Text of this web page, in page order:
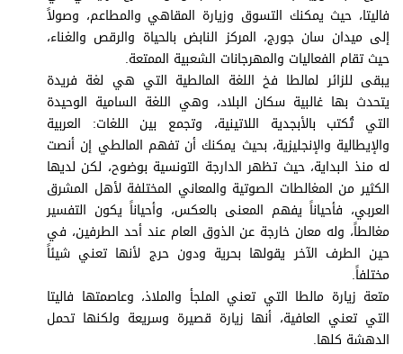
فاليتا، حيث يمكنك التسوق وزيارة المقاهي والمطاعم، وصولاً
إلى ميدان سان جورج، المركز النابض بالحياة والرقص والغناء،
حيث تقام الفعاليات والمهرجانات الشعبية الممتعة.
يبقى للزائر لمالطا فخ اللغة المالطية التي هي لغة فريدة
يتحدث بها غالبية سكان البلاد، وهي اللغة السامية الوحيدة
التي تُكتب بالأبجدية اللاتينية، وتجمع بين اللغات: العربية
والإيطالية والإنجليزية، بحيث يمكنك أن تفهم المالطي إن أنصت
له منذ البداية، حيث تظهر الدارجة التونسية بوضوح، لكن لديها
الكثير من المغالطات الصوتية والمعاني المختلفة لأهل المشرق
العربي، فأحياناً يفهم المعنى بالعكس، وأحياناً يكون التفسير
مغالطاً، وله معان خارجة عن الذوق العام عند أحد الطرفين، في
حين الطرف الآخر يقولها بحرية ودون حرج لأنها تعني شيئاً
مختلفاً.
متعة زيارة مالطا التي تعني الملجأ والملاذ، وعاصمتها فاليتا
التي تعني العافية، أنها زيارة قصيرة وسريعة ولكنها تحمل
الدهشة كلها.